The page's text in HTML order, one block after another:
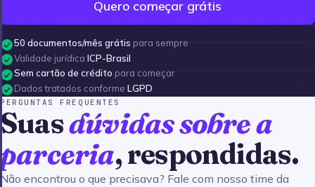
Quero começar grátis
50 documentos/mês grátis para sempre
Validade jurídica ICP-Brasil
Sem cartão de crédito para começar
Dados tratados conforme LGPD
PERGUNTAS FREQUENTES
Suasdúvidas sobre a
parceria, respondidas.
Não encontrou o que precisava? Fale com nosso time da